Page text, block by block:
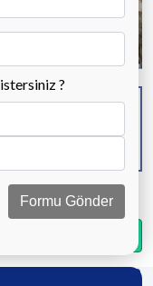
YATAK ODASI
?
Formu Gönder